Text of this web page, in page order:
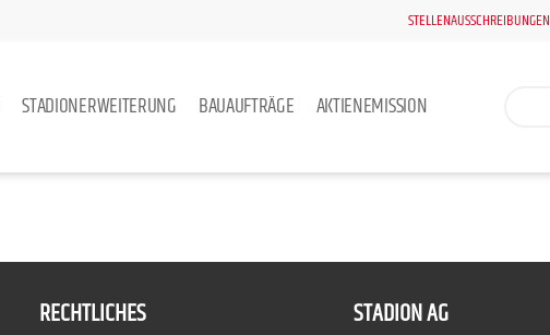
STELLENAUSSCHREIBUNGEN
STADIONERWEITERUNG BAUAUFTRÄGE AKTIENEMISSION
RECHTLICHES STADION AG